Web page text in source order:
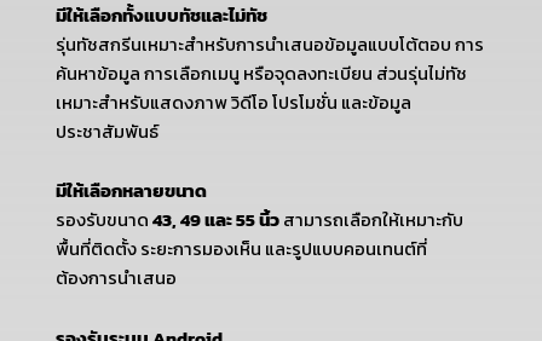
มีให้เลือกทั้งแบบทัชและไม่ทัช
รุ่นทัชสกรีนเหมาะสำหรับการนำเสนอข้อมูลแบบโต้ตอบ การ
ค้นหาข้อมูล การเลือกเมนู หรือจุดลงทะเบียน ส่วนรุ่นไม่ทัช
เหมาะสำหรับแสดงภาพ วิดีโอ โปรโมชั่น และข้อมูล
ประชาสัมพันธ์
มีให้เลือกหลายขนาด
รองรับขนาด43, 49 และ 55 นิ้วสามารถเลือกให้เหมาะกับ
พื้นที่ติดตั้ง ระยะการมองเห็น และรูปแบบคอนเทนต์ที่
ต้องการนำเสนอ